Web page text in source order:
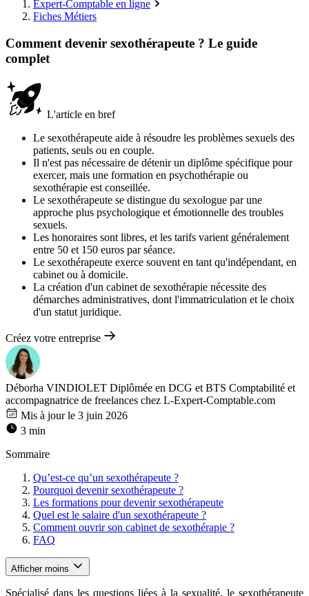
Expert-Comptable en ligne
Fiches Métiers
Comment devenir sexothérapeute ? Le guide
complet
L'article en bref
Le sexothérapeute aide à résoudre les problèmes sexuels des
patients, seuls ou en couple.
Il n'est pas nécessaire de détenir un diplôme spécifique pour
exercer, mais une formation en psychothérapie ou
sexothérapie est conseillée.
Le sexothérapeute se distingue du sexologue par une
approche plus psychologique et émotionnelle des troubles
sexuels.
Les honoraires sont libres, et les tarifs varient généralement
entre 50 et 150 euros par séance.
Le sexothérapeute exerce souvent en tant qu'indépendant, en
cabinet ou à domicile.
La création d'un cabinet de sexothérapie nécessite des
démarches administratives, dont l'immatriculation et le choix
d'un statut juridique.
Créez votre entreprise
Déborha VINDIOLET Diplômée en DCG et BTS Comptabilité et
accompagnatrice de freelances chez L-Expert-Comptable.com
Mis à jour le 3 juin 2026
3 min
Sommaire
Qu’est-ce qu’un sexothérapeute ?
Pourquoi devenir sexothérapeute ?
Les formations pour devenir sexothérapeute
Quel est le salaire d'un sexothérapeute ?
Comment ouvrir son cabinet de sexothérapie ?
FAQ
Afficher moins
Spécialisé dans les questions liées à la sexualité, le sexothérapeute